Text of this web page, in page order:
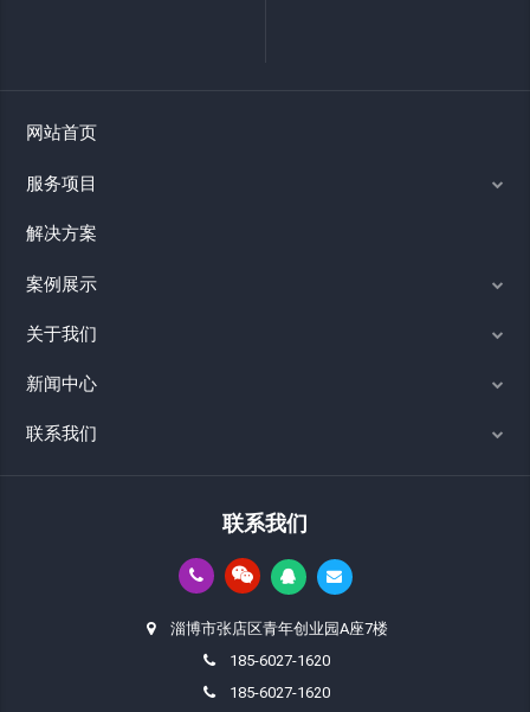
网站首页
服务项目
解决方案
案例展示
关于我们
新闻中心
联系我们
联系我们
淄博市张店区青年创业园A座7楼
185-6027-1620
185-6027-1620